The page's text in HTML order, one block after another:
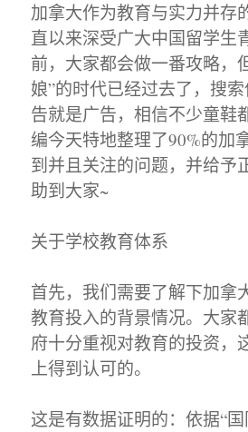
加拿大作为教育与实力并存
直以来深受广大中国留学生
前，大家都会做一番攻略，
娘”的时代已经过去了，搜
告就是广告，相信不少童鞋
编今天特地整理了90%的加
到并且关注的问题，并给予
助到大家~
关于学校教育体系
首先，我们需要了解下加拿
教育投入的背景情况。大家
府十分重视对教育的投资，
上得到认可的。
这是有数据证明的：依据“